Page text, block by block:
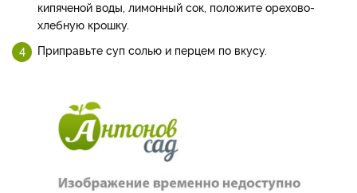
кипяченой воды, лимонный сок, положите орехово-
хлебную крошку.
Приправьте суп солью и перцем по вкусу.